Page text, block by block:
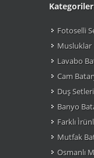
Kategoriler
Fotoselli
Musluklar
Lavabo
Cam
Duş Setleri
Banyo
Farklı
Mutfak
Osmanlı